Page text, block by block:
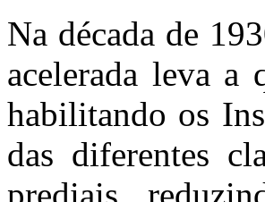
Na década de
acelerada leva a
habilitando os
das diferentes